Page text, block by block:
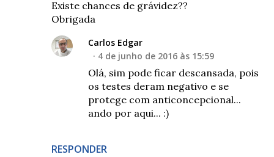
Existe chances de grávidez??
Obrigada
RESPONDER
Carlos Edgar
4 de junho de 2016 às 15:59
Olá, sim pode ficar descansada, pois
os testes deram negativo e se
protege com anticoncepcional...
ando por aqui... :)